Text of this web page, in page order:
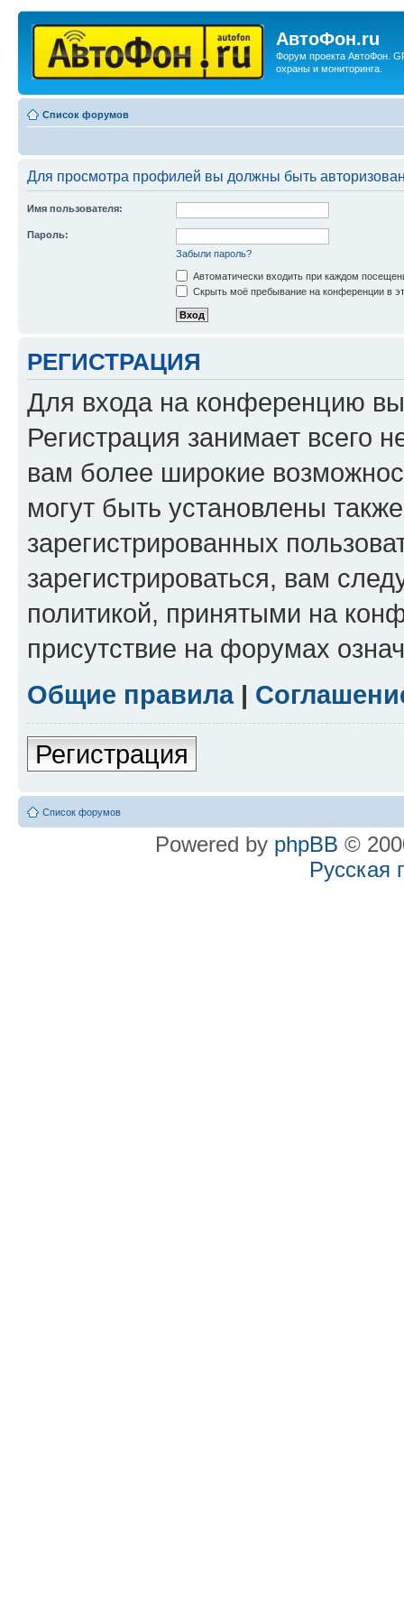
АвтоФон.ru
Форум проекта АвтоФон.
охраны и мониторинга.
Список форумов
Для просмотра профилей вы должны быть
Имя пользователя:
Пароль:
Забыли пароль?
Автоматически входить при каждом
Скрыть моё пребывание на конференции в
РЕГИСТРАЦИЯ
Для входа на конференцию
Регистрация занимает всего
вам более широкие
могут быть установлены
зарегистрированных
зарегистрироваться, вам
политикой, принятыми на
присутствие на форумах
Общие правила|
Регистрация
Список форумов
Powered by phpBB ©
Русская